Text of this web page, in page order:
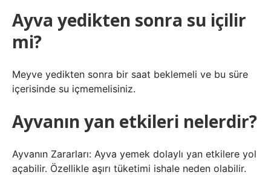
Ayva yedikten sonra su içilir
mi?
Meyve yedikten sonra bir saat beklemeli ve bu süre
içerisinde su içmemelisiniz.
Ayvanın yan etkileri nelerdir?
Ayvanın Zararları: Ayva yemek dolaylı yan etkilere yol
açabilir. Özellikle aşırı tüketimi ishale neden olabilir.